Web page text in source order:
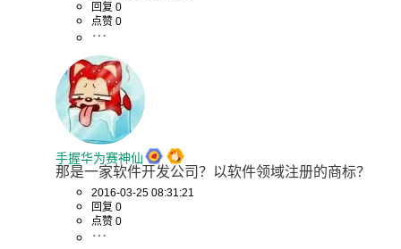
回复 0
点赞 0
手握华为赛神仙
那是一家软件开发公司？以软件领域注册的商标？
2016-03-25 08:31:21
回复 0
点赞 0